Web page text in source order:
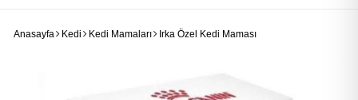
Anasayfa Kedi Kedi Mamaları Irka Özel Kedi Maması